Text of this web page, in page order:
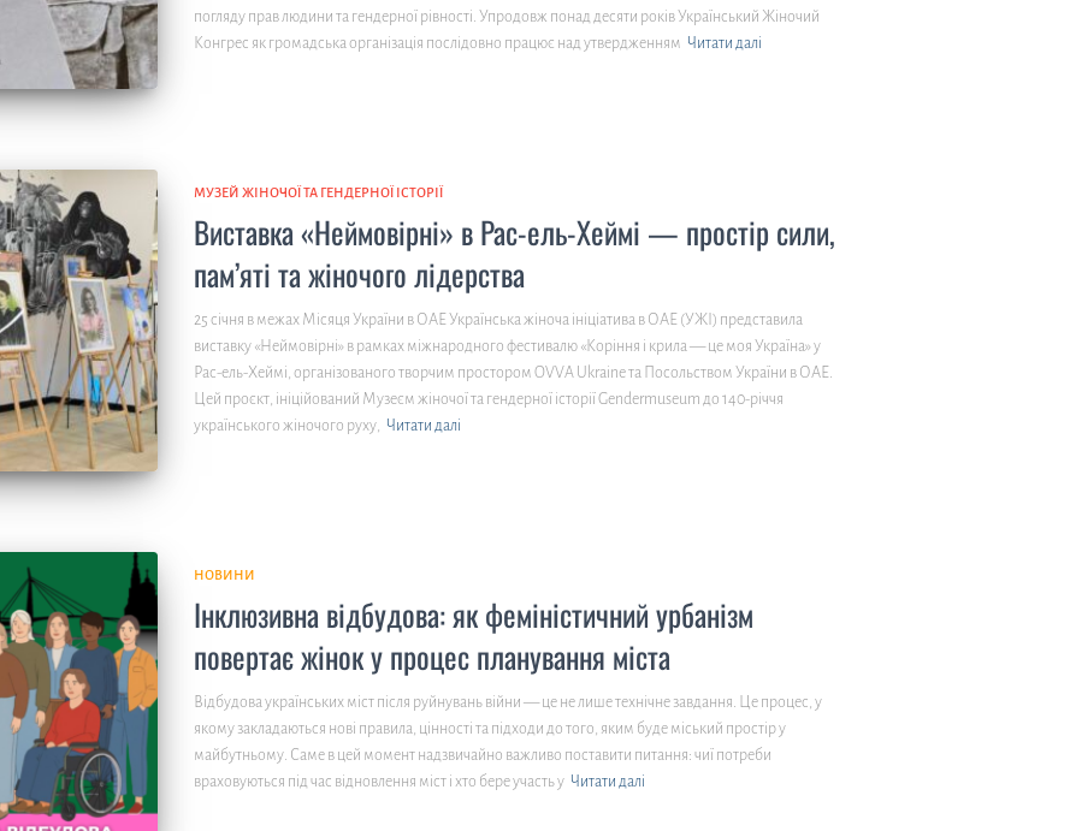
погляду прав людини та гендерної рівності. Упродовж понад десяти років Український Жіночий
Конгрес як громадська організація послідовно працює над утвердженням Читати далі
МУЗЕЙ ЖІНОЧОЇ ТА ГЕНДЕРНОЇ ІСТОРІЇ
Виставка «Неймовірні» в Рас-ель-Хеймі — простір сили,
пам’яті та жіночого лідерства
25 січня в межах Місяця України в ОАЕ Українська жіноча ініціатива в ОАЕ (УЖІ) представила
виставку «Неймовірні» в рамках міжнародного фестивалю «Коріння і крила — це моя Україна» у
Рас-ель-Хеймі, організованого творчим простором OVVA Ukraine та Посольством України в ОАЕ.
Цей проєкт, ініційований Музеєм жіночої та гендерної історії Gendermuseum до 140-річчя
українського жіночого руху,
Читати далі
НОВИНИ
Інклюзивна відбудова: як феміністичний урбанізм
повертає жінок у процес планування міста
Відбудова українських міст після руйнувань війни — це не лише технічне завдання. Це процес, у
якому закладаються нові правила, цінності та підходи до того, яким буде міський простір у
майбутньому. Саме в цей момент надзвичайно важливо поставити питання: чиї потреби
враховуються під час відновлення міст і хто бере участь у Читати далі